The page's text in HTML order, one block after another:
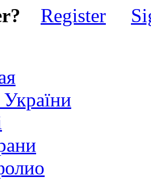
Register